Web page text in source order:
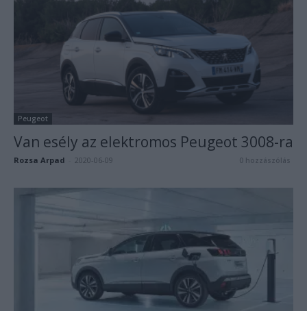
Peugeot
Van esély az elektromos Peugeot 3008-ra
Rozsa Arpad 2020-06-09 0 hozzászólás